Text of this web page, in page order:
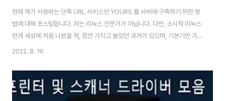
현재 제가 사용하는 단축 URL 서비스인 YOURS 를 서버에 구축하기 위한 방
법에 대해 포스팅합니다. 저는 리눅스 전문가가 아닙니다. 다만, 소시적 리눅스
란게 세상에 처음 나왔을 적, 잠깐 가지고 놀았던 과거가 있으며, 기본기만 가지
고 있는 그런 일반적인 유저일 뿐입니다. 다만 고객에게 서비스 제공을 하기 위
에 좀던 짧은, 그리고 PC에서 타이핑하기 편한 일상적인 단어의 조합으로 해당
링크를 전달해 주고 싶어 국내 단축 URL 서비스 업체인 VO.LA 상용서비스를
이용한 적이 있습니다. 예를 든다면 아래와 같은 고객 서비스를 제공했었습니
2022. 8. 19.